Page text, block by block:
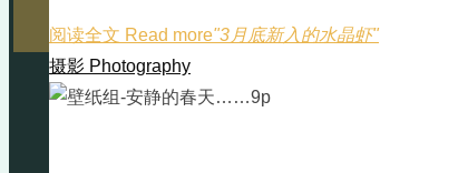
阅读全文 Read more"3月底新入的水晶虾"
摄影 Photography